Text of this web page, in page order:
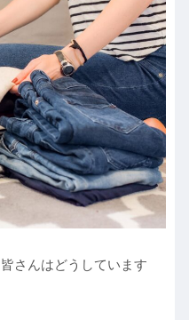
さんはどうしています